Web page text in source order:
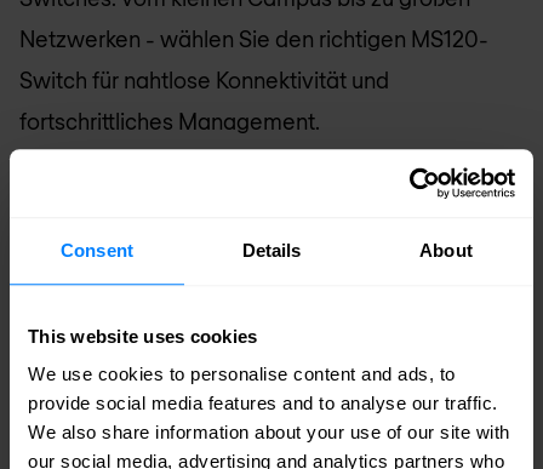
Consent Details About
This website uses cookies
We use cookies to personalise content and ads, to
provide social media features and to analyse our traffic.
We also share information about your use of our site with
our social media, advertising and analytics partners who
Netzwerken - wählen Sie den richtigen MS120-
Switch für nahtlose Konnektivität und
fortschrittliches Management.